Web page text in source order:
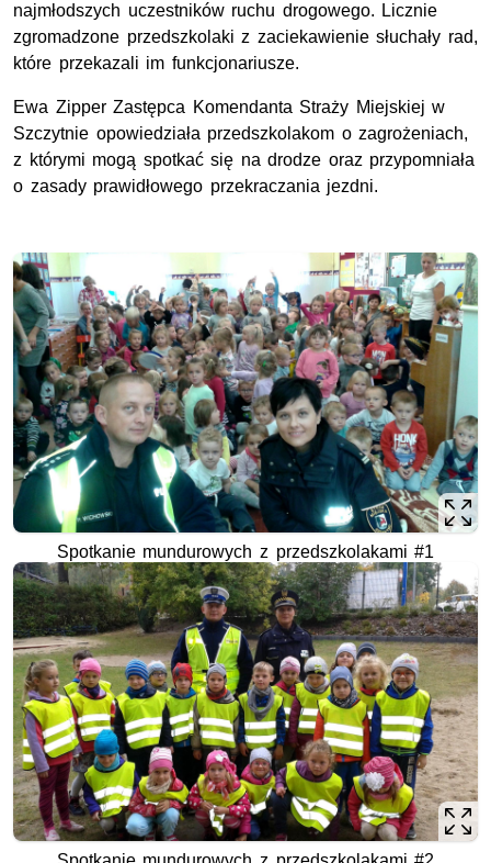
najmłodszych uczestników ruchu drogowego. Licznie
zgromadzone przedszkolaki z zaciekawienie słuchały rad,
które przekazali im funkcjonariusze.
Ewa Zipper Zastępca Komendanta Straży Miejskiej w
Szczytnie opowiedziała przedszkolakom o zagrożeniach,
z którymi mogą spotkać się na drodze oraz przypomniała
o zasady prawidłowego przekraczania jezdni.
Spotkanie mundurowych z przedszkolakami #1